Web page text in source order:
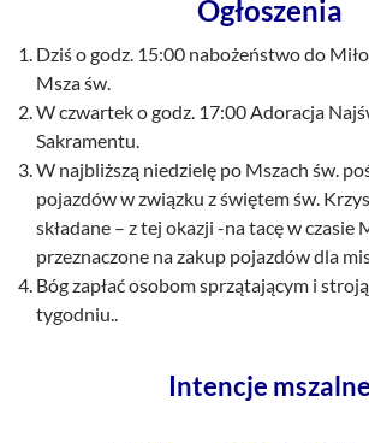
Ogłoszenia
Dziś o godz. 15:00 nabożeństwo do
Msza św.
W czwartek o godz. 17:00 Adoracja
Sakramentu.
W najbliższą niedzielę po Mszach św.
pojazdów w związku z świętem św.
składane – z tej okazji -na tacę w czasie
przeznaczone na zakup pojazdów dla
Bóg zapłać osobom sprzątającym i
tygodniu..
Intencje mszalne